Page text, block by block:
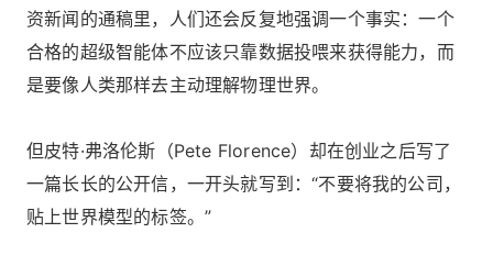
资新闻的通稿里，人们还会反复地强调一个事实：一个
合格的超级智能体不应该只靠数据投喂来获得能力，而
是要像人类那样去主动理解物理世界。
但皮特·弗洛伦斯（Pete Florence）却在创业之后写了
一篇长长的公开信，一开头就写到：“不要将我的公司，
贴上世界模型的标签。”